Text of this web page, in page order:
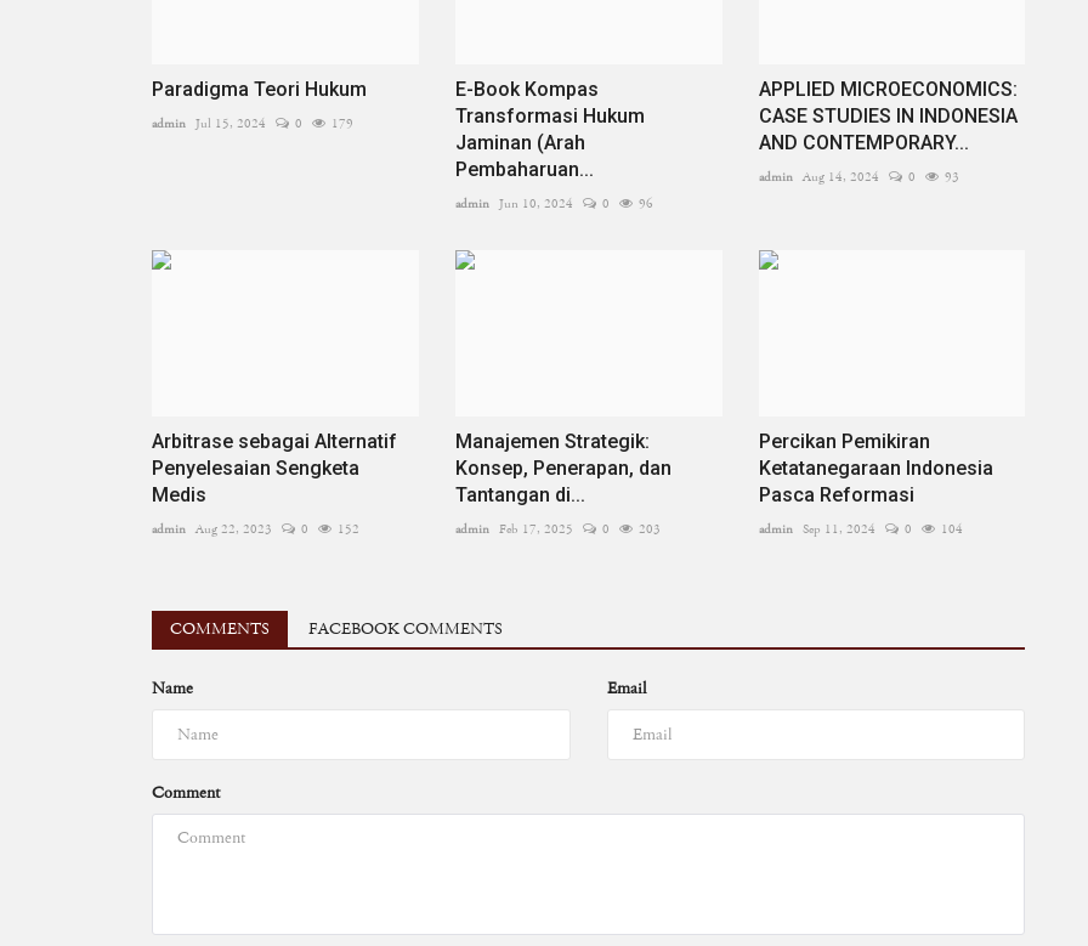
Paradigma Teori Hukum
admin Jul 15, 2024 0 179
E-Book Kompas
Transformasi Hukum
Jaminan (Arah
Pembaharuan...
admin Jun 10, 2024 0 96
APPLIED MICROECONOMICS:
CASE STUDIES IN INDONESIA
AND CONTEMPORARY...
admin Aug 14, 2024 0 93
Arbitrase sebagai Alternatif
Penyelesaian Sengketa
Medis
admin Aug 22, 2023 0 152
Manajemen Strategik:
Konsep, Penerapan, dan
Tantangan di...
admin Feb 17, 2025 0 203
Percikan Pemikiran
Ketatanegaraan Indonesia
Pasca Reformasi
admin Sep 11, 2024 0 104
COMMENTS FACEBOOK COMMENTS
Name Email
Comment